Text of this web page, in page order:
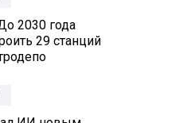
2030 года
29 станций